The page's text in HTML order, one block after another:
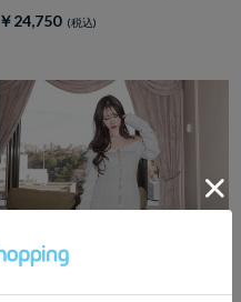
￥24,750